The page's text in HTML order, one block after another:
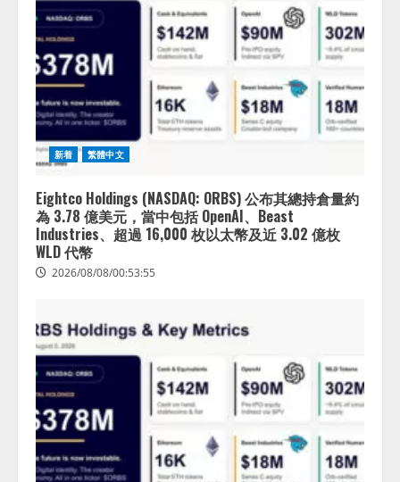
新着 繁體中文
Eightco Holdings (NASDAQ: ORBS) 公布其總持倉量約
為 3.78 億美元，當中包括 OpenAI、Beast
Industries、超過 16,000 枚以太幣及近 3.02 億枚
WLD 代幣
2026/08/08/00:53:55